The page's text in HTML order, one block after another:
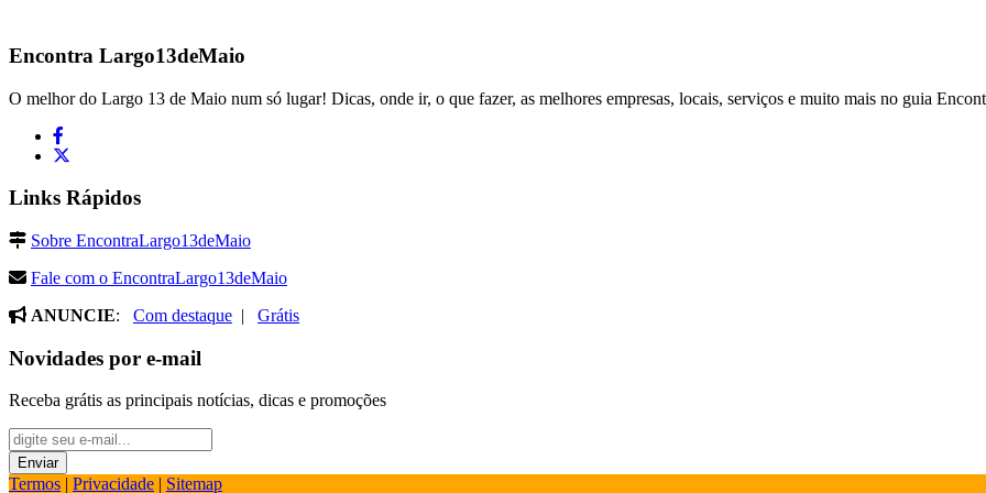
Encontra Largo13deMaio
O melhor do Largo 13 de Maio num só lugar! Dicas, onde ir, o que fazer, as melhores empresas, locais, serviços e muito mais no guia
Links Rápidos
Sobre EncontraLargo13deMaio
Fale com o EncontraLargo13deMaio
ANUNCIE: Com destaque | Grátis
Novidades por e-mail
Receba grátis as principais notícias, dicas e promoções
Termos | Privacidade | Sitemap